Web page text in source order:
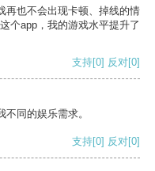
再也不会出现卡顿、掉线的情
个app，我的游戏水平提升了
支持[0] 反对[0]
同的娱乐需求。
支持[0] 反对[0]